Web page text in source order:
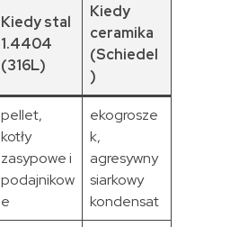
Kiedy stal
1.4404
(316L)
Kiedy
ceramika
(Schiedel
)
pellet,
kotły
zasypowe i
podajnikow
e
ekogrosze
k,
agresywny
siarkowy
kondensat